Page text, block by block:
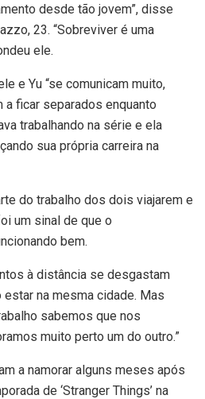
desde tão jovem”, disse
23. “Sobreviver é uma
ele.
e Yu “se comunicam muito,
a ficar separados enquanto
trabalhando na série e ela
sua própria carreira na
do trabalho dos dois viajarem e
um sinal de que o
bem.
à distância se desgastam
na mesma cidade. Mas
sabemos que nos
muito perto um do outro.”
a namorar alguns meses após
de ‘Stranger Things’ na